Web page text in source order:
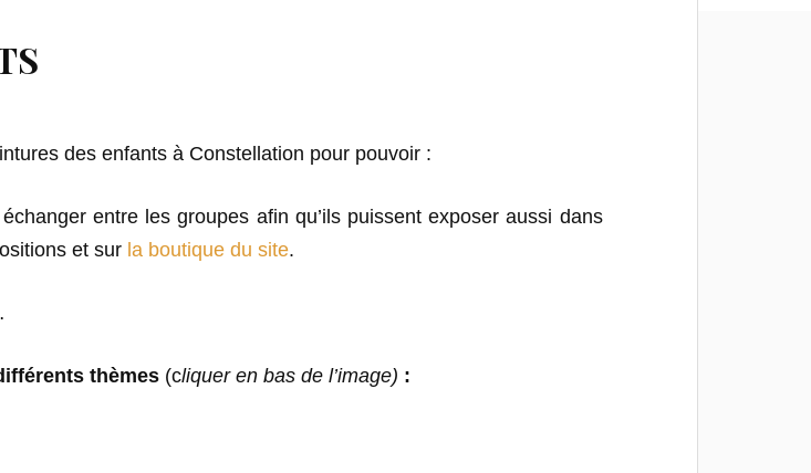
des enfants à Constellation pour pouvoir :
entre les groupes afin qu’ils puissent exposer aussi dans
et sur la boutique du site.
thèmes (cliquer en bas de l’image) :